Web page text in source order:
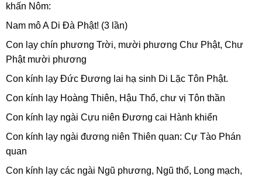
khấn Nôm:
Nam mô A Di Đà Phật! (3 lần)
Con lạy chín phương Trời, mười phương Chư Phật, Chư
Phật mười phương
Con kính lạy Đức Đương lai hạ sinh Di Lặc Tôn Phật.
Con kính lạy Hoàng Thiên, Hậu Thổ, chư vị Tôn thần
Con kính lạy ngài Cựu niên Đương cai Hành khiển
Con kính lạy ngài đương niên Thiên quan: Cự Tào Phán
quan
Con kính lạy các ngài Ngũ phương, Ngũ thổ, Long mạch,